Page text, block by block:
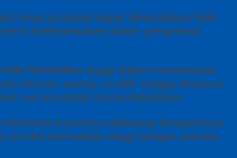
kerja produksi dapat dikendalikan lebih
keterlambatan dalam pengiriman
fleksibilitas tinggi dalam menentukan
Ukuran, warna, model, hingga aksesori
secara detail sesuai kebutuhan
umumnya didukung tenaga kerja
produk berkualitas tinggi dengan standar